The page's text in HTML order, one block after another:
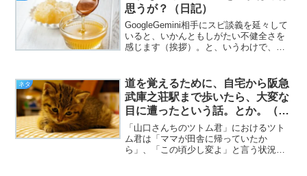
日、皆様いかがお過ごしでし...
思うが？（日記）
GoogleGemini相手にスピ談義を延々して
いると、いかんともしがたい不健全さを
感じます（挨拶）。と、いうわけで、フ
からやる」のではなくて、「やらなけれ
ば次の日が...
ネタ
道を覚えるために、自宅から阪急
武庫之荘駅まで歩いたら、大変な
目に遭ったという話。とか。（日
記）
「山口さんちのツトム君」におけるツト
ム君は「ママが田舎に帰っていたか
ら」、「この頃少し変よ」と言う状況だ